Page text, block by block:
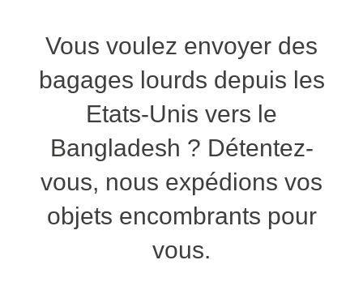
Vous voulez envoyer des
bagages lourds depuis les
Etats-Unis vers le
Bangladesh ? Détentez-
vous, nous expédions vos
objets encombrants pour
vous.